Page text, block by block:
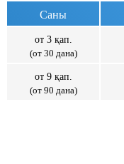
Саны
от 3 қап.
(от 30 дана)
от 9 қап.
(от 90 дана)